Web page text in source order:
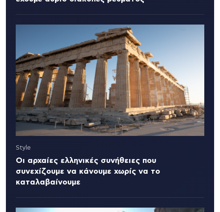
Style
Οι αρχαίες ελληνικές συνήθειες που
συνεχίζουμε να κάνουμε χωρίς να το
καταλαβαίνουμε